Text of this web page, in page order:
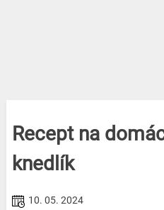
Recept na
knedlík
10. 05. 2024